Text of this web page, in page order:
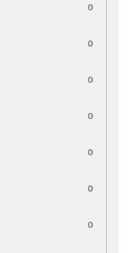
0
0
0
0
0
0
0